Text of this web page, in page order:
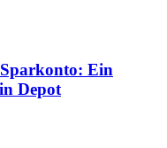
Ein
Depot